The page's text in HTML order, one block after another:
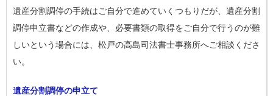
遺産分割調停の手続はご自分で進めていくつもりだが、遺産分割
調停申立書などの作成や、必要書類の取得をご自分で行うのが難
しいという場合には、松戸の高島司法書士事務所へご相談くださ
い。
遺産分割調停の申立て